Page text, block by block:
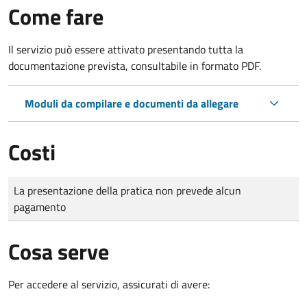
Come fare
Il servizio può essere attivato presentando tutta la
documentazione prevista, consultabile in formato PDF.
Moduli da compilare e documenti da allegare
Costi
Tipo di pagamento
Importo
La presentazione della pratica non prevede alcun
pagamento
Cosa serve
Per accedere al servizio, assicurati di avere: